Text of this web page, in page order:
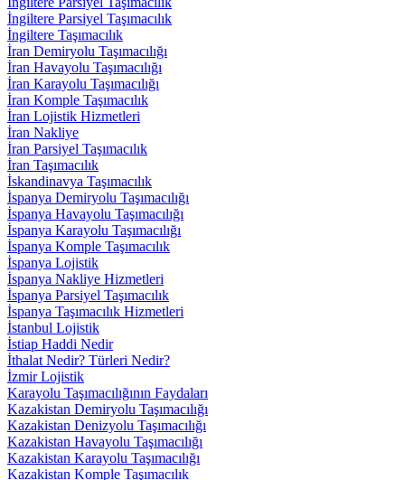
İngiltere Parsiyel Taşımacılık
İngiltere Taşımacılık
İran Demiryolu Taşımacılığı
İran Havayolu Taşımacılığı
İran Karayolu Taşımacılığı
İran Komple Taşımacılık
İran Lojistik Hizmetleri
İran Nakliye
İran Parsiyel Taşımacılık
İran Taşımacılık
İskandinavya Taşımacılık
İspanya Demiryolu Taşımacılığı
İspanya Havayolu Taşımacılığı
İspanya Karayolu Taşımacılığı
İspanya Komple Taşımacılık
İspanya Lojistik
İspanya Nakliye Hizmetleri
İspanya Parsiyel Taşımacılık
İspanya Taşımacılık Hizmetleri
İstanbul Lojistik
İstiap Haddi Nedir
İthalat Nedir? Türleri Nedir?
İzmir Lojistik
Karayolu Taşımacılığının Faydaları
Kazakistan Demiryolu Taşımacılığı
Kazakistan Denizyolu Taşımacılığı
Kazakistan Havayolu Taşımacılığı
Kazakistan Karayolu Taşımacılığı
Kazakistan Komple Taşımacılık